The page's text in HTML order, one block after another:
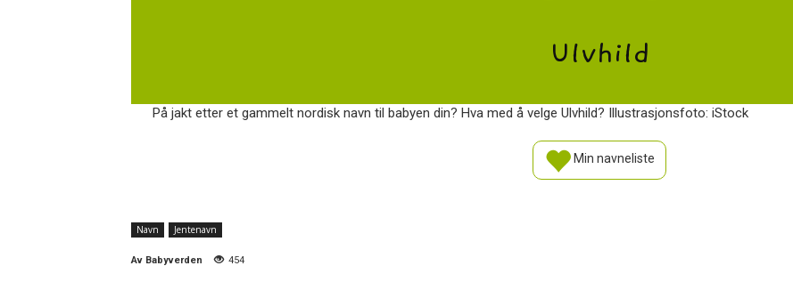
Ulvhild
På jakt etter et gammelt nordisk navn til babyen din? Hva med å velge Ulvhild? Illustrasjonsfoto: iStock
Min navneliste
Navn Jentenavn
Av Babyverden 454